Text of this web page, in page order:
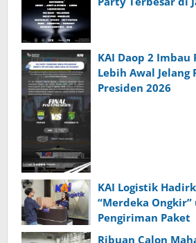
KAI Daop 2 Imbau
Lebih Awal Jelang
Presiden 2026
KAI Logistik
“Merdeka
Pengiriman Paket
Ribuan Calon